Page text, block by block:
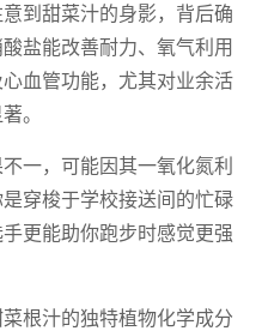
到甜菜汁的身影，背后确
盐能改善耐力、氧气利用
血管功能，尤其对业余活
。
一，可能因其一氧化氮利
穿梭于学校接送间的忙碌
更能助你跑步时感觉更强
根汁的独特植物化学成分